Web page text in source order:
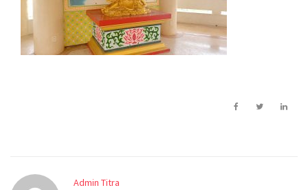
Admin Titra